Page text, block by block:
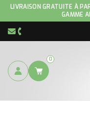
LIVRAISON GRATUITE À
GAMME
info@hnp-horse.be
+32 (0)4 250 12 96
0